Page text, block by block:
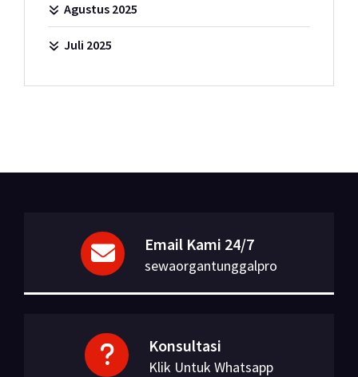
Agustus 2025
Juli 2025
Email Kami 24/7
sewaorgantunggalpro
Konsultasi
Klik Untuk Whatsapp